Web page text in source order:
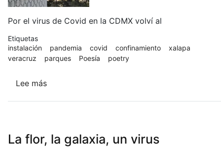
Por el virus de Covid en la CDMX volví al
Etiquetas
instalación
pandemia covid confinamiento
xalapa
veracruz
parques Poesía poetry
Lee más
objetos
La flor, la galaxia, un virus